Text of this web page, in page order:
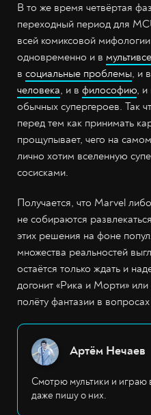
В то же время четвёртая
переходный период для
всей комиксовой
одновременно и в
в социальные проблемы, и в
человека, и в философию, и
обычных супергероев. Так
перед тем как принимать
прощупывает, чего на
лично хотим вселенную
сосисками.
Получается, что Marvel
не собираются
этих решения на фоне
множества реальностей
остаётся только ждать и
догонит «Рика и Морти»
полёту фантазии в
Артём Нечаев
Смотрю мультики и играю
даже пишу о них.